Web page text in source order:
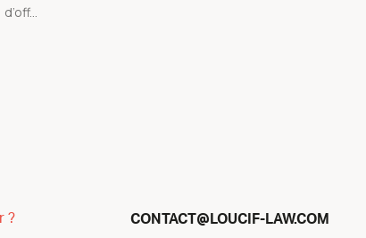
d’off...
? CONTACT@ LOUCIF-LAW.COM